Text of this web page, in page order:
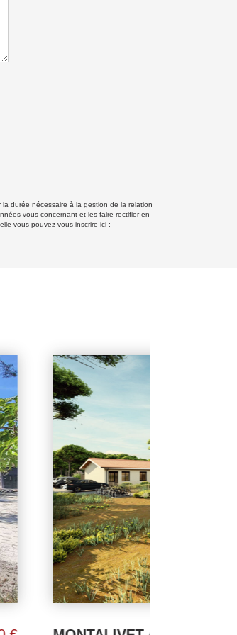
durée nécessaire à la gestion de la relation
vous concernant et les faire rectifier en
vous pouvez vous inscrire ici :